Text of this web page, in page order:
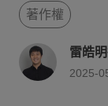
著作權
雷皓
2025-